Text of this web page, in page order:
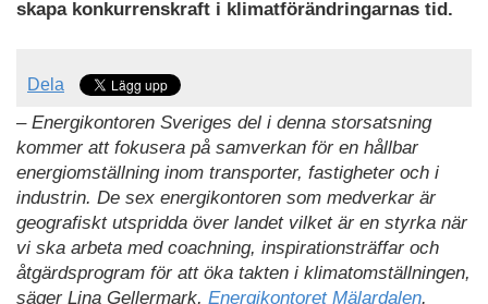
skapa konkurrenskraft i klimatförändringarnas tid.
Dela
– Energikontoren Sveriges del i denna storsatsning
kommer att fokusera på samverkan för en hållbar
energiomställning inom transporter, fastigheter och i
industrin. De sex energikontoren som medverkar är
geografiskt utspridda över landet vilket är en styrka när
vi ska arbeta med coachning, inspirationsträffar och
åtgärdsprogram för att öka takten i klimatomställningen,
säger Lina Gellermark, Energikontoret Mälardalen.